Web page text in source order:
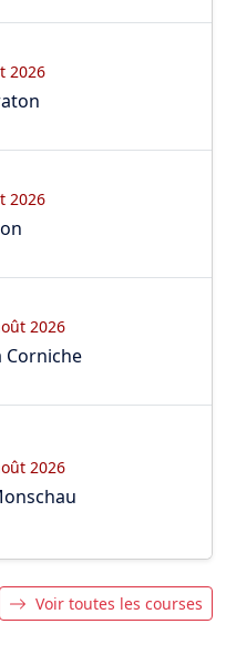
2026
2026
2026
Corniche
2026
Voir toutes les courses